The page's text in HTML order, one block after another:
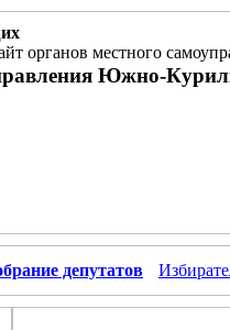
органов местного
Южно-
депутатов